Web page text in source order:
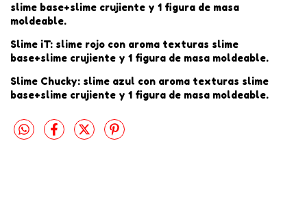
slime base+slime crujiente y 1 figura de masa
moldeable.
Slime iT: slime rojo con aroma texturas slime
base+slime crujiente y 1 figura de masa moldeable.
Slime Chucky: slime azul con aroma texturas slime
base+slime crujiente y 1 figura de masa moldeable.